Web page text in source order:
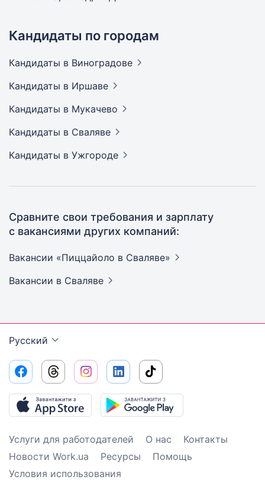
Кандидаты по городам
Кандидаты в Виноградове
Кандидаты в Иршаве
Кандидаты в Мукачево
Кандидаты в Сваляве
Кандидаты в Ужгороде
Сравните свои требования и зарплату
с вакансиями других компаний:
Вакансии «Пиццайоло в Сваляве»
Вакансии в Сваляве
Русский
Услуги для работодателей О нас
Контакты
Новости Work.ua
Ресурсы
Помощь
Условия использования